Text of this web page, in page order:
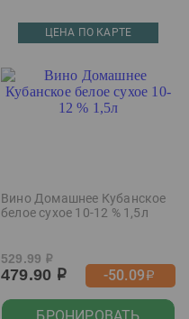
ЦЕНА ПО КАРТЕ
Вино Домашнее Кубанское
белое сухое 10-12 % 1,5л
529.99 р
479.90 р -50.09р
БРОНИРОВАТЬ